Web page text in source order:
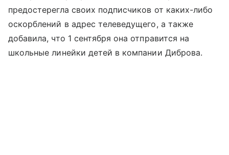
предостерегла своих подписчиков от каких-либо
оскорблений в адрес телеведущего, а также
добавила, что 1 сентября она отправится на
школьные линейки детей в компании Диброва.